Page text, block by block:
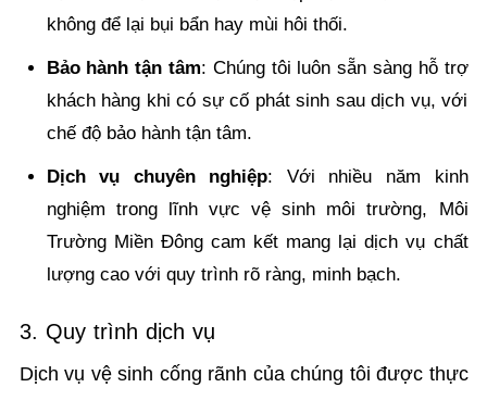
không để lại bụi bẩn hay mùi hôi thối.
Bảo hành tận tâm: Chúng tôi luôn sẵn sàng hỗ trợ
khách hàng khi có sự cố phát sinh sau dịch vụ, với
chế độ bảo hành tận tâm.
Dịch vụ chuyên nghiệp: Với nhiều năm kinh
nghiệm trong lĩnh vực vệ sinh môi trường, Môi
Trường Miền Đông cam kết mang lại dịch vụ chất
lượng cao với quy trình rõ ràng, minh bạch.
3. Quy trình dịch vụ
Dịch vụ vệ sinh cống rãnh của chúng tôi được thực